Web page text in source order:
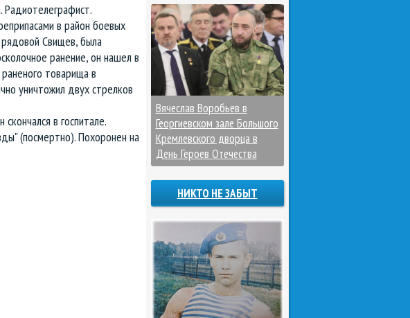
Радиотелеграфист.
в район боевых
Свищев, была
ранение, он нашел в
товарища в
уничтожил двух стрелков
в госпитале.
(посмертно). Похоронен на
Вячеслав Воробьев в
Георгиевском зале Большого
Кремлевского дворца в
День Героев Отечества
НИКТО НЕ ЗАБЫТ